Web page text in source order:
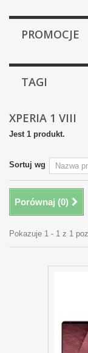
PROMOCJE
TAGI
XPERIA 1 VIII
Jest 1 produkt.
Sortuj wg
Porównaj (0)
Pokazuje 1 - 1 z 1